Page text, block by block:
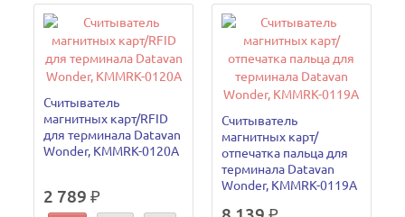
Считыватель
магнитных карт/RFID
для терминала Datavan
Wonder, KMMRK-0120A
2 789 ₽
Считыватель
магнитных карт/
отпечатка пальца для
терминала Datavan
Wonder, KMMRK-0119A